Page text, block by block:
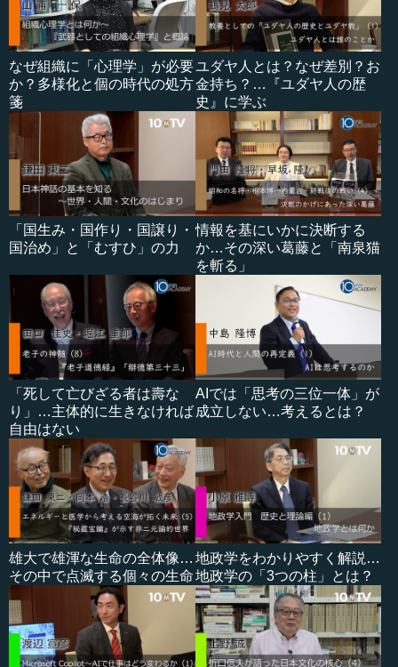
なぜ組織に「心理学」が必要
か？多様化と個の時代の処方
箋
ユダヤ人とは？なぜ差別？お
金持ち？…『ユダヤ人の歴
史』に学ぶ
「国生み・国作り・国譲り・
国治め」と「むすひ」の力
情報を基にいかに決断する
か…その深い葛藤と「南泉猫
を斬る」
「死して亡びざる者は壽な
り」…主体的に生きなければ
自由はない
AIでは「思考の三位一体」が
成立しない…考えるとは？
雄大で雄渾な生命の全体像…
その中で点滅する個々の生命
地政学をわかりやすく解説…
地政学の「3つの柱」とは？